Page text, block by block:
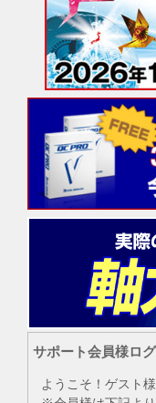
サポート会員様ロ
ようこそ！ゲスト様